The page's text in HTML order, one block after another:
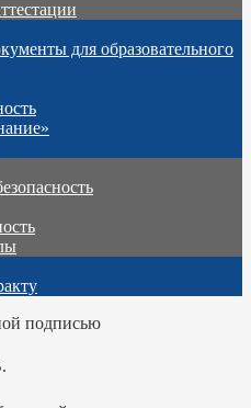
для образовательного
подписью